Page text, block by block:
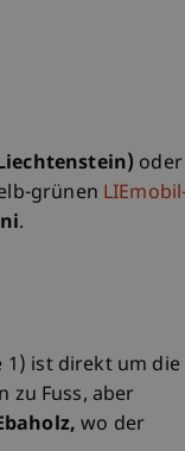
oder
grünen
.
1) ist direkt um die
zu Fuss, aber
wo der